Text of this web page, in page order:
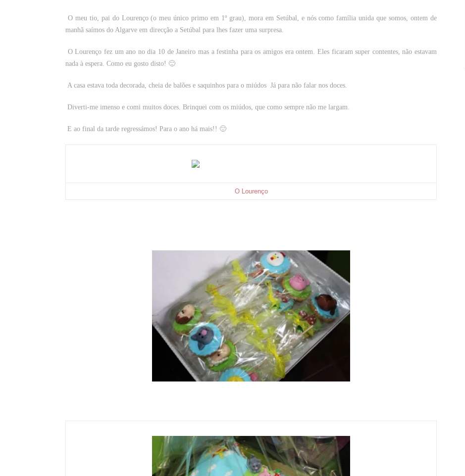
O meu tio, pai do Lourenço (o meu único primo em 1º grau), mora em Setúbal, e nós como família unida que somos, ontem de
manhã saímos do Algarve em direcção a Setúbal para lhes fazer uma surpresa.
O Lourenço fez um ano no dia 10 de Janeiro mas a festinha para os amigos era ontem. Eles ficaram super contentes, não estavam
nada à espera. Como eu gosto disto! 🙂
A casa estava toda decorada, cheia de balões e saquinhos para o miúdos Já para não falar nos doces.
Diverti-me imenso e comi muitos doces. Brinquei com os miúdos, que como sempre não me largam.
E ao final da tarde regressámos! Para o ano há mais!! 🙂
O Lourenço